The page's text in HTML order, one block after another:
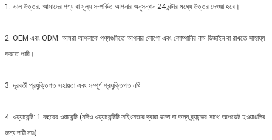
1. ভাল উত্তর: আমাদের পণ্য বা মূল্য সম্পর্কিত আপনার অনুসন্ধান 24 ঘন্টার মধ্যে উত্তর দেওয়া হবে।
2. OEM এবং ODM: আমরা আপনাকে পণ্যগুলিতে আপনার লোগো এবং কোম্পানির নাম ডিজাইন বা রাখতে সাহায্য
করতে পারি।
3. দূরবর্তী প্রযুক্তিগত সহায়তা এবং সম্পূর্ণ প্রযুক্তিগত নথি
4. ওয়্যারেন্টি: 1 বছরের ওয়ারেন্টি (যদিও ওয়্যারেন্টিটি সহিংসতার দ্বারা ভাঙ্গা বা অন্য ব্র্যান্ডের সাথে আপডেট হওয়াগুলির
জন্য দায়ী নয়৷)